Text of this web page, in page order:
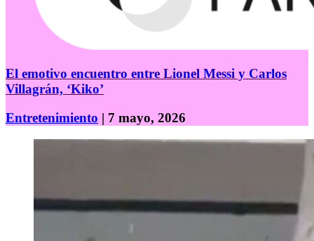
El emotivo encuentro entre Lionel Messi y Carlos
Villagrán, ‘Kiko’
Entretenimiento | 7 mayo, 2026